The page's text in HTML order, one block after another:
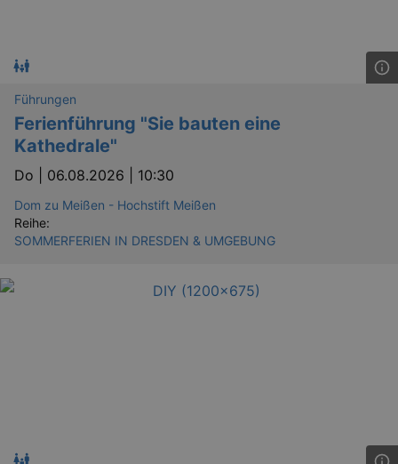
Führungen
Ferienführung "Sie bauten eine
Kathedrale"
Do | 06.08.2026 | 10:30
Dom zu Meißen - Hochstift Meißen
Reihe:
SOMMERFERIEN IN DRESDEN & UMGEBUNG